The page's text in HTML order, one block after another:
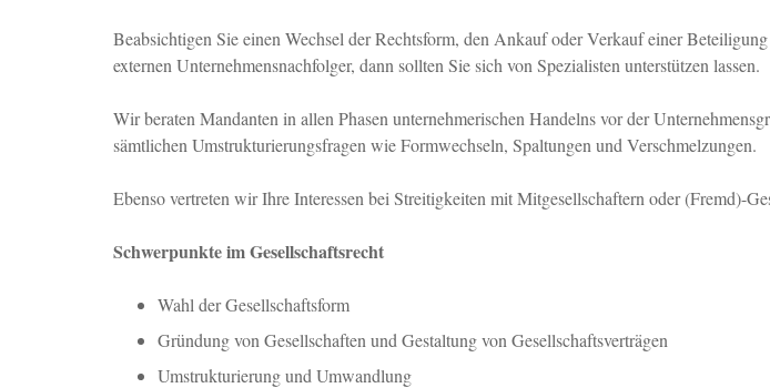
Beabsichtigen Sie einen Wechsel der Rechtsform, den Ankauf oder Verkauf einer
externen Unternehmensnachfolger, dann sollten Sie sich von Spezialisten unterstützen lassen.
Wir beraten Mandanten in allen Phasen unternehmerischen Handelns vor der
sämtlichen Umstrukturierungsfragen wie Formwechseln, Spaltungen und Verschmelzungen.
Ebenso vertreten wir Ihre Interessen bei Streitigkeiten mit Mitgesellschaftern oder (Fremd)-
Schwerpunkte im Gesellschaftsrecht
Wahl der Gesellschaftsform
Gründung von Gesellschaften und Gestaltung von Gesellschaftsverträgen
Umstrukturierung und Umwandlung